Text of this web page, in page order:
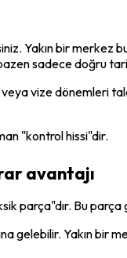
Yakın bir
sadece doğru
vize dönemleri
"kontrol hissi"dir.
avantajı
parça"dır. Bu
gelebilir. Yakın bir